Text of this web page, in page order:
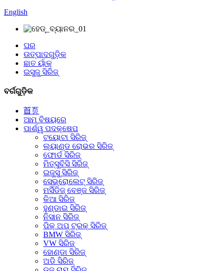
English
ଘର
ଉତ୍ପାଦଗୁଡ଼ିକ
ଛାତ ର୍ୟାକ୍
ଇସୁଜୁ ସିରିଜ୍
ବର୍ଗଗୁଡ଼ିକ
首页
ଆମ ବିଷୟରେ
ପାର୍ଶ୍ୱ ପଦକ୍ଷେପ
ଟୟୋଟା ସିରିଜ୍
ଲ୍ୟାଣ୍ଡ ରୋଭର ସିରିଜ୍
ଫୋର୍ଡ ସିରିଜ୍
ମିତ୍ସୁବିସି ସିରିଜ୍
ଇଜୁସୁ ସିରିଜ୍
ସେଭ୍ରୋଲେଟ୍ ସିରିଜ୍
ମର୍ସିଡିଜ୍ ବେଞ୍ଜ ସିରିଜ୍
କିଆ ସିରିଜ୍
ହୁଣ୍ଡାଇ ସିରିଜ୍
ନିସାନ ସିରିଜ୍
ପିକ୍ ଅପ୍ ଟ୍ରକ୍ ସିରିଜ୍
BMW ସିରିଜ୍
VW ସିରିଜ୍
ହୋଣ୍ଡା ସିରିଜ୍
ଅଡି ସିରିଜ୍